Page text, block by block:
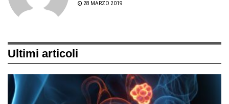
28 MARZO 2019
Ultimi articoli